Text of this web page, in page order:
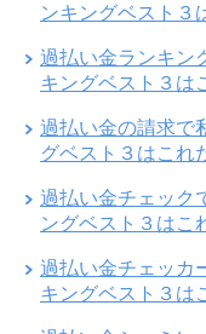
ンキングベスト３
過払い金ランキン
キングベスト３は
過払い金の請求で
グベスト３はこれ
過払い金チェック
ングベスト３はこ
過払い金チェッカ
キングベスト３は